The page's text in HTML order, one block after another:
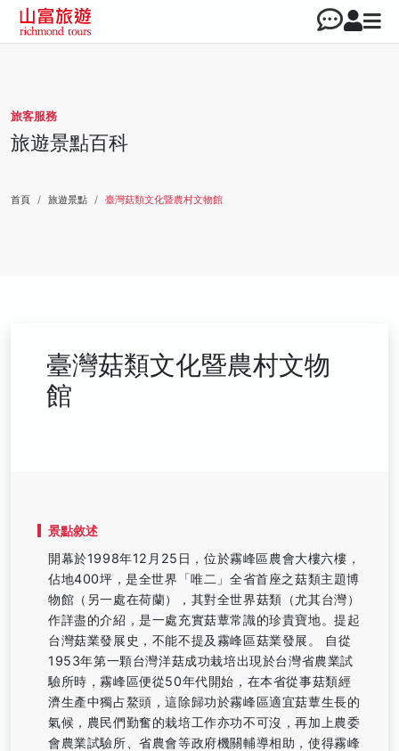
旅客服務
旅遊景點百科
首頁 旅遊景點 臺灣菇類文化暨農村文物館
臺灣菇類文化暨農村文物
館
景點敘述
開幕於1998年12月25日，位於霧峰區農會大樓六樓，
佔地400坪，是全世界「唯二」全省首座之菇類主題博
物館（另一處在荷蘭），其對全世界菇類（尤其台灣）
作詳盡的介紹，是一處充實菇蕈常識的珍貴寶地。提起
台灣菇業發展史，不能不提及霧峰區菇業發展。 自從
1953年第一顆台灣洋菇成功栽培出現於台灣省農業試
驗所時，霧峰區便從50年代開始，在本省從事菇類經
濟生產中獨占鰲頭，這除歸功於霧峰區適宜菇蕈生長的
氣候，農民們勤奮的栽培工作亦功不可沒，再加上農委
會農業試驗所、省農會等政府機關輔導相助，使得霧峰